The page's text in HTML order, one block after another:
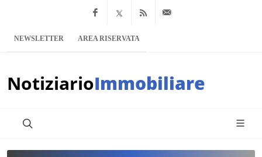
Facebook
x.com Feed RSS
NEWSLETTER AREA RISERVATA
NotiziarioImmobiliare